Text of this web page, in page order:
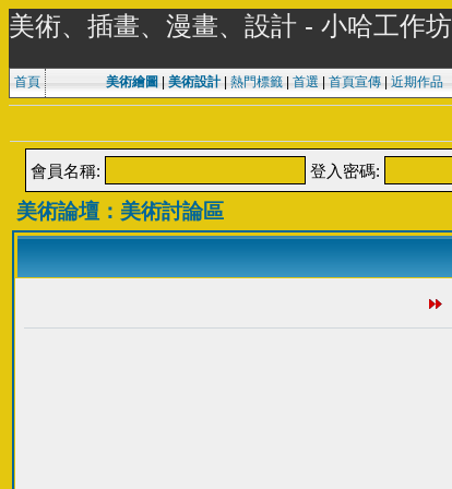
美術、插畫、漫畫、設計 - 小哈工作坊
首頁 美術繪圖 美術設計| 熱門標籤| 首選 首頁宣傳| 近期作品
會員名稱: 登入密碼:
美術論壇：美術討論區